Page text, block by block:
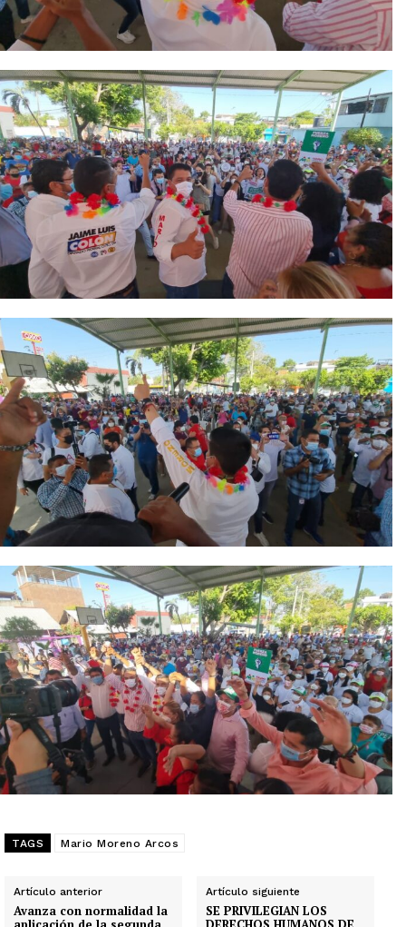
TAGS Mario Moreno Arcos
Artículo anterior
Avanza con normalidad la
Artículo siguiente
SE PRIVILEGIAN LOS